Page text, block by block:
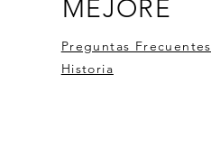
MEJORE
Preguntas Frecuentes
Historia